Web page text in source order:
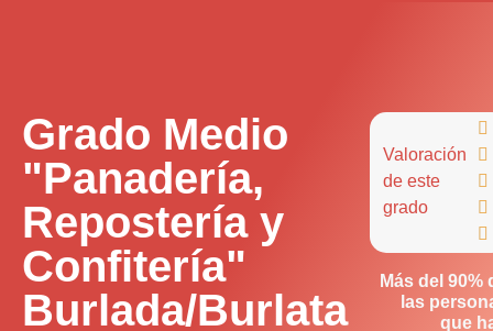
Grado Medio
"Panadería,
Repostería y
Confitería"
Burlada/Burlata
Valoración
de este
grado





Más del 90%
las
que